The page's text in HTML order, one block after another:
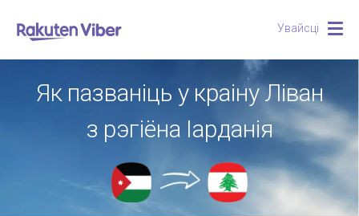
Увайсці
Як пазваніць у краіну Ліван
з рэгіёна Іарданія